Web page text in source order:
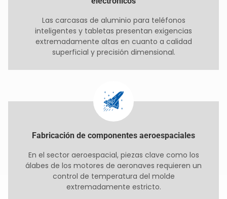
Las carcasas de aluminio para teléfonos
inteligentes y tabletas presentan exigencias
extremadamente altas en cuanto a calidad
superficial y precisión dimensional.
Fabricación de componentes aeroespaciales
En el sector aeroespacial, piezas clave como los
álabes de los motores de aeronaves requieren un
control de temperatura del molde
extremadamente estricto.